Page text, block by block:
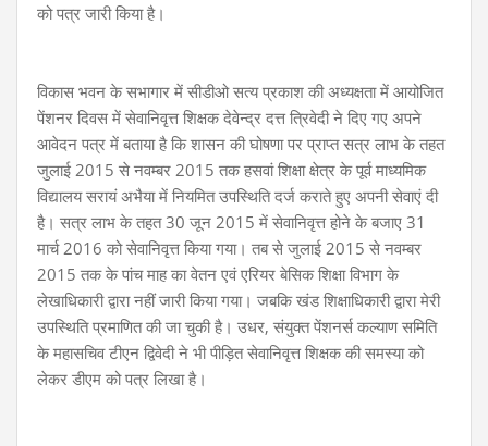
को पत्र जारी किया है।
विकास भवन के सभागार में सीडीओ सत्य प्रकाश की अध्यक्षता में आयोजित
पेंशनर दिवस में सेवानिवृत्त शिक्षक देवेन्द्र दत्त त्रिवेदी ने दिए गए अपने
आवेदन पत्र में बताया है कि शासन की घोषणा पर प्राप्त सत्र लाभ के तहत
जुलाई 2015 से नवम्बर 2015 तक हसवां शिक्षा क्षेत्र के पूर्व माध्यमिक
विद्यालय सरायं अभैया में नियमित उपस्थिति दर्ज कराते हुए अपनी सेवाएं दी
है। सत्र लाभ के तहत 30 जून 2015 में सेवानिवृत्त होने के बजाए 31
मार्च 2016 को सेवानिवृत्त किया गया। तब से जुलाई 2015 से नवम्बर
2015 तक के पांच माह का वेतन एवं एरियर बेसिक शिक्षा विभाग के
लेखाधिकारी द्वारा नहीं जारी किया गया। जबकि खंड शिक्षाधिकारी द्वारा मेरी
उपस्थिति प्रमाणित की जा चुकी है। उधर, संयुक्त पेंशनर्स कल्याण समिति
के महासचिव टीएन द्विवेदी ने भी पीड़ित सेवानिवृत्त शिक्षक की समस्या को
लेकर डीएम को पत्र लिखा है।